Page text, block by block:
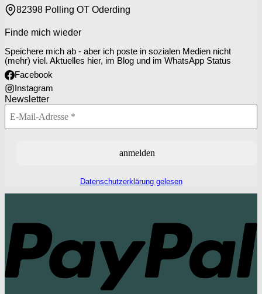
82398 Polling OT Oderding
Finde mich wieder
Speichere mich ab - aber ich poste in sozialen Medien nicht
(mehr) viel. Aktuelles hier, im Blog und im WhatsApp Status
Facebook
Instagram
Newsletter
Datenschutzerklärung gelesen